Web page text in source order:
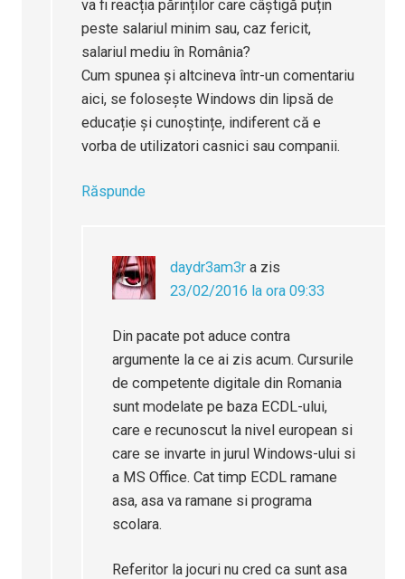
va fi reacția părinților care câștigă puțin
peste salariul minim sau, caz fericit,
salariul mediu în România?
Cum spunea și altcineva într-un comentariu
aici, se folosește Windows din lipsă de
educație și cunoștințe, indiferent că e
vorba de utilizatori casnici sau companii.
Răspunde
daydr3am3r a zis
23/02/2016 la ora 09:33
Din pacate pot aduce contra
argumente la ce ai zis acum. Cursurile
de competente digitale din Romania
sunt modelate pe baza ECDL-ului,
care e recunoscut la nivel european si
care se invarte in jurul Windows-ului si
a MS Office. Cat timp ECDL ramane
asa, asa va ramane si programa
scolara.
Referitor la jocuri nu cred ca sunt asa